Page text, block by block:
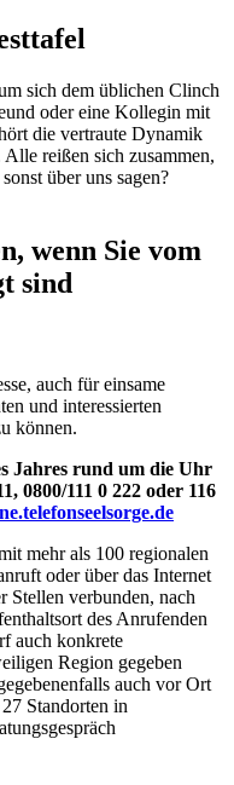
sich dem üblichen Clinch
oder eine Kollegin mit
die vertraute Dynamik
reißen sich zusammen,
über uns sagen?
wenn Sie vom
sind
auch für einsame
und interessierten
können.
Jahres rund um die Uhr
0800/111 0 222 oder 116
mehr als 100 regionalen
oder über das Internet
verbunden, nach
des Anrufenden
auch konkrete
Region gegeben
auch vor Ort
Standorten in